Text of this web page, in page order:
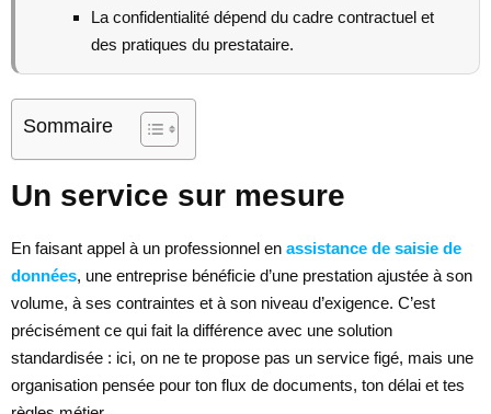
La confidentialité dépend du cadre contractuel et
des pratiques du prestataire.
Sommaire
Un service sur mesure
En faisant appel à un professionnel en assistance de saisie de
données, une entreprise bénéficie d’une prestation ajustée à son
volume, à ses contraintes et à son niveau d’exigence. C’est
précisément ce qui fait la différence avec une solution
standardisée : ici, on ne te propose pas un service figé, mais une
organisation pensée pour ton flux de documents, ton délai et tes